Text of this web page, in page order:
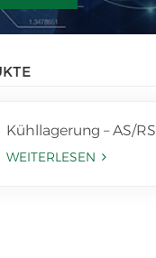
Kühllagerung – AS/RS
WEITERLESEN